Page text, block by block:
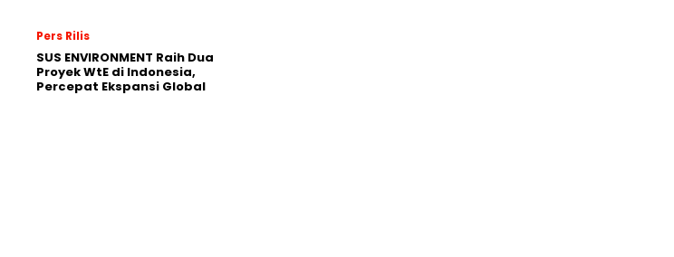
Pers Rilis
SUS ENVIRONMENT Raih Dua
Proyek WtE di Indonesia,
Percepat Ekspansi Global